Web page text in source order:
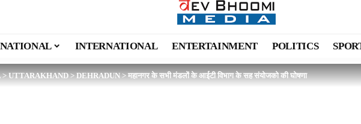
NATIONAL INTERNATIONAL ENTERTAINMENT POLITICS
>UTTARAKHAND>DEHRADUN>महानगर के सभी मंडलों के आईटी विभाग के सह संयोजको की घोषणा